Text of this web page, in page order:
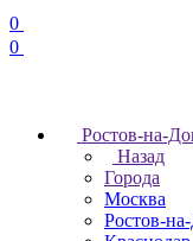
0
0
Ростов-на-
Назад
Города
Москва
Ростов-